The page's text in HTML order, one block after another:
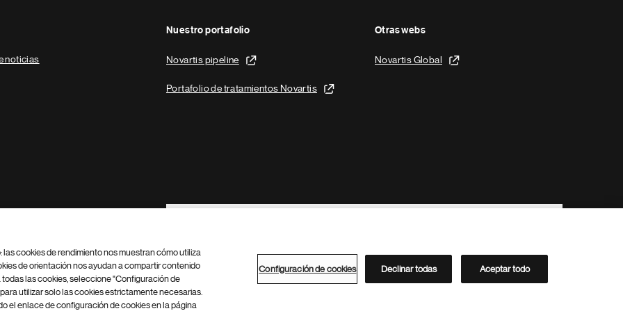
noticias
Nuestro portafolio
Novartis pipeline
Portafolio de tratamientos Novartis
Otras webs
Novartis Global
Footer Site Search
Configuración de cookies Mapa del sitio
Directorio de Novartis
cookies de rendimiento nos muestran cómo utiliza
de orientación nos ayudan a compartir contenido
las cookies, seleccione "Configuración de
utilizar solo las cookies estrictamente necesarias.
el enlace de configuración de cookies en la página
Configuración de cookies Declinar todas Aceptar todo